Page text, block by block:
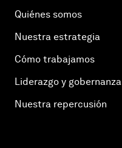
Quiénes somos
Nuestra estrategia
Cómo trabajamos
Liderazgo y gobernanza
Nuestra repercusión